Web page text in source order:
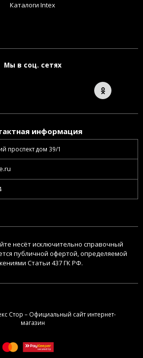
Каталоги Intex
Мы в соц. сетях
информация
проспект дом 39/1
несёт исключительно справочный
публичной офертой, определяемой
Статьи 437 ГК РФ.
Стор – Официальный сайт интернет-
магазин